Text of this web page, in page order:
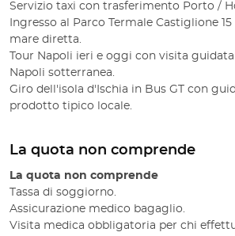
Servizio taxi con trasferimento Porto /
Ingresso al Parco Termale Castiglione
mare diretta.
Tour Napoli ieri e oggi con visita
Napoli sotterranea.
Giro dell'isola d'Ischia in Bus GT con
prodotto tipico locale.
La quota non comprende
La quota non comprende
Tassa di soggiorno.
Assicurazione medico bagaglio.
Visita medica obbligatoria per chi